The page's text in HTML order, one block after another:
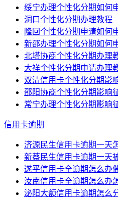
绥宁办理个性化分期如何
洞口个性化分期办理教程
隆回个性化分期申请如何
新邵办理个性化分期如何
北塔协商个性化分期办理
大祥个性化分期申请办理
双清信用卡个性化分期影
邵阳协商个性化分期影响
常宁办理个性化分期影响
信用卡逾期
济源民生信用卡逾期一天
新蔡民生信用卡逾期一天
遂平信用卡全逾期怎么办
汝南信用卡全逾期怎么办
泌阳大额信用卡逾期怎么